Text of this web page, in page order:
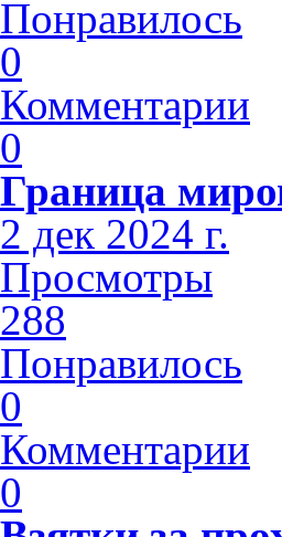
Понравилось
0
Комментарии
0
Граница
2 дек 2024 г.
Просмотры
288
Понравилось
0
Комментарии
0